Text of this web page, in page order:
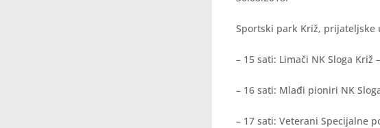
Sportski park Križ, prijateljske
– 15 sati: Limači NK Sloga Križ
– 16 sati: Mlađi pioniri NK
– 17 sati: Veterani Specijalne